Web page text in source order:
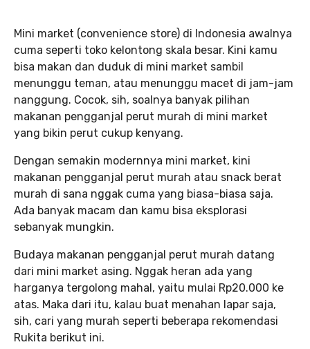
Mini market (convenience store) di Indonesia awalnya
cuma seperti toko kelontong skala besar. Kini kamu
bisa makan dan duduk di mini market sambil
menunggu teman, atau menunggu macet di jam-jam
nanggung. Cocok, sih, soalnya banyak pilihan
makanan pengganjal perut murah di mini market
yang bikin perut cukup kenyang.
Dengan semakin modernnya mini market, kini
makanan pengganjal perut murah atau snack berat
murah di sana nggak cuma yang biasa-biasa saja.
Ada banyak macam dan kamu bisa eksplorasi
sebanyak mungkin.
Budaya makanan pengganjal perut murah datang
dari mini market asing. Nggak heran ada yang
harganya tergolong mahal, yaitu mulai Rp20.000 ke
atas. Maka dari itu, kalau buat menahan lapar saja,
sih, cari yang murah seperti beberapa rekomendasi
Rukita berikut ini.